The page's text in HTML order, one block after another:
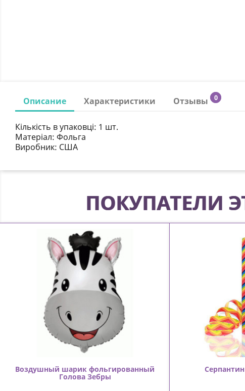
Описание Характеристики Отзывы 0
Кількість в упаковці: 1 шт.
Матеріал: Фольга
Виробник: США
ПОКУПАТЕЛИ
Воздушный шарик фольгированный
Голова Зебры